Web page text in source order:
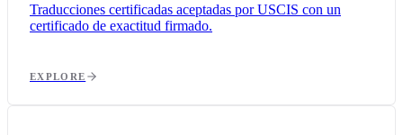
Traducciones certificadas aceptadas por USCIS con un
certificado de exactitud firmado.
EXPLORE